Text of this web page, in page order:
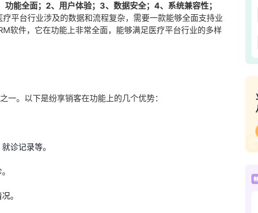
能全面；2、用户体验；3、数据安全；4、系统兼容性；
平台行业涉及的数据和流程复杂，需要一款能够全面支持业
软件，它在功能上非常全面，能够满足医疗平台行业的多样
。以下是纷享销客在功能上的几个优势：
诊记录等。
。